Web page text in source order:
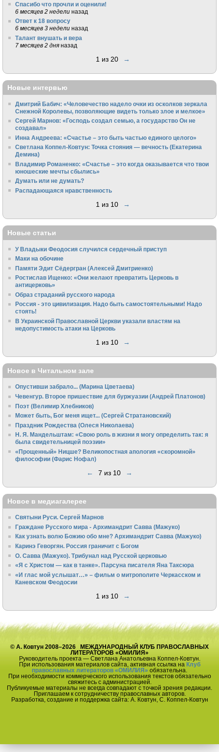
Спасибо что прочли и оценили!
6 месяцев 2 недели назад
Ответ к 18 вопросу
6 месяцев 3 недели назад
Талант внушать и вера
7 месяцев 2 дня назад
1 из 20 →
Новые интервью
Дмитрий Бабич: «Человечество надело очки из осколков зеркала
Снежной Королевы, позволяющие видеть только злое и мелкое»
Сергей Марнов: «Господь создал семью, а государство Он не
создавал»
Инна Андреева: «Счастье – это быть частью единого целого»
Светлана Коппел-Ковтун: Точка стояния — вечность (Екатерина
Демина)
Владимир Романенко: «Счастье – это когда оказывается что твои
юношеские мечты сбылись»
Думать или не думать?
Распадающаяся нравственность
1 из 10 →
Новые статьи
У Владыки Феодосия случился сердечный приступ
Маки на обочине
Памяти Эдит Сёдергран (Алексей Дмитриенко)
Ростислав Ищенко: «Они желают превратить Церковь в
антицерковь»
Образ страданий русского народа
Россия - это цивилизация. Надо быть самостоятельными! Надо
стоять!
В Украинской Православной Церкви указали властям на
недопустимость атаки на Церковь
1 из 10 →
Новое в Читальном зале
Опустивши забрало... (Марина Цветаева)
Чевенгур. Второе пришествие для буржуазии (Андрей Платонов)
Поэт (Велимир Хлебников)
Может быть, Бог меня ищет... (Сергей Стратановский)
Праздник Рождества (Олеся Николаева)
Н. Я. Мандельштам: «Свою pоль в жизни я могу опpеделить так: я
была свидетельницей поэзии»
«Прощенный» Ницше? Великопостная апология «скоромной»
философии (Фарис Нофал)
← 7 из 10 →
Новое в медиагалерее
Святыни Руси. Сергей Марнов
Граждане Русского мира - Архимандрит Савва (Мажуко)
Как узнать волю Божию обо мне? Архимандрит Савва (Мажуко)
Каринэ Геворгян. Россия граничит с Богом
О. Савва (Мажуко). Трибунал над Русской церковью
«Я с Христом — как в танке». Парсуна писателя Яна Таксюра
«И глас мой услышат…» – фильм о митрополите Черкасском и
Каневском Феодосии
1 из 10 →
© А. Ковтун 2008–2026 МЕЖДУНАРОДНЫЙ КЛУБ ПРАВОСЛАВНЫХ
ЛИТЕРАТОРОВ «ОМИЛИЯ»
Руководитель проекта — Светлана Анатольевна Коппел-Ковтун.
При использования материалов сайта, активная ссылка на Клуб
православных литераторов «ОМИЛИЯ» обязательна.
При необходимости коммерческого использования текстов обязательно
свяжитесь с администрацией.
Публикуемые материалы не всегда совпадают с точкой зрения редакции.
Приглашаем к сотрудничеству православных авторов.
Разработка, создание и поддержка сайта: А. Ковтун, С. Коппел-Ковтун